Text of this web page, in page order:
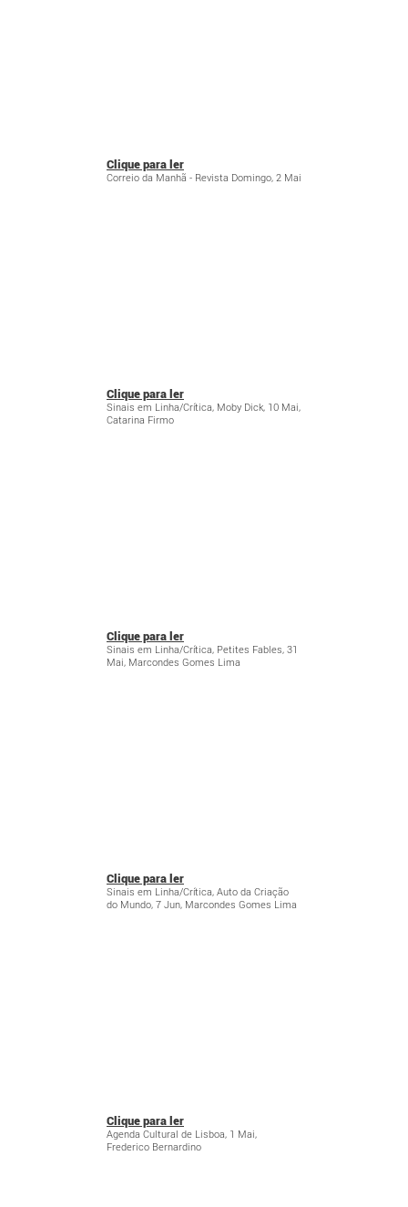
Clique para ler
Correio da Manhã - Revista Domingo, 2 Mai
Clique para ler
Sinais em Linha/Crítica, Moby Dick, 10 Mai,
Catarina Firmo
Clique para ler
Sinais em Linha/Crítica, Petites Fables, 31
Mai, Marcondes Gomes Lima
Clique para ler
Sinais em Linha/Crítica, Auto da Criação
do Mundo, 7 Jun, Marcondes Gomes Lima
Clique para ler
Agenda Cultural de Lisboa, 1 Mai,
Frederico Bernardino